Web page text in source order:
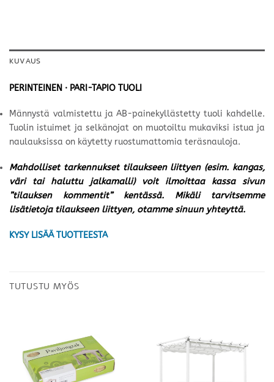
KUVAUS
PERINTEINEN · PARI-TAPIO TUOLI
Männystä valmistettu ja AB-painekyllästetty tuoli kahdelle.
Tuolin istuimet ja selkänojat on muotoiltu mukaviksi istua ja
naulauksissa on käytetty ruostumattomia teräsnauloja.
Mahdolliset tarkennukset tilaukseen liittyen (esim. kangas,
väri tai haluttu jalkamalli) voit ilmoittaa kassa sivun
”tilauksen kommentit” kentässä. Mikäli tarvitsemme
lisätietoja tilaukseen liittyen, otamme sinuun yhteyttä.
KYSY LISÄÄ TUOTTEESTA
TUTUSTU MYÖS